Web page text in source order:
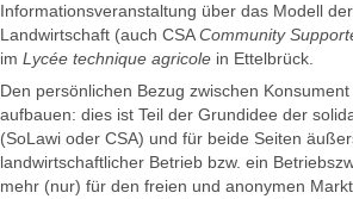
Informationsveranstaltung über das Modell
Landwirtschaft (auch CSACommunity
im Lycée technique agricole in Ettelbrück.
Den persönlichen Bezug zwischen
aufbauen: dies ist Teil der Grundidee der
(SoLawi oder CSA) und für beide Seiten
landwirtschaftlicher Betrieb bzw. ein
mehr (nur) für den freien und anonymen